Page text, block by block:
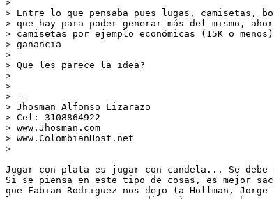
>
> Entre lo que pensaba pues lugas, camisetas,
> que hay para poder generar más del mismo,
> camisetas por ejemplo económicas (15K o
> ganancia
>
> Que les parece la idea?
>
>
> --
> Jhosman Alfonso Lizarazo
> Cel: 3108864922
> www.Jhosman.com
> www.ColombianHost.net
>
Jugar con plata es jugar con candela... Se debe
Si se piensa en este tipo de cosas, es mejor
que Fabian Rodriguez nos dejo (a Hollman,